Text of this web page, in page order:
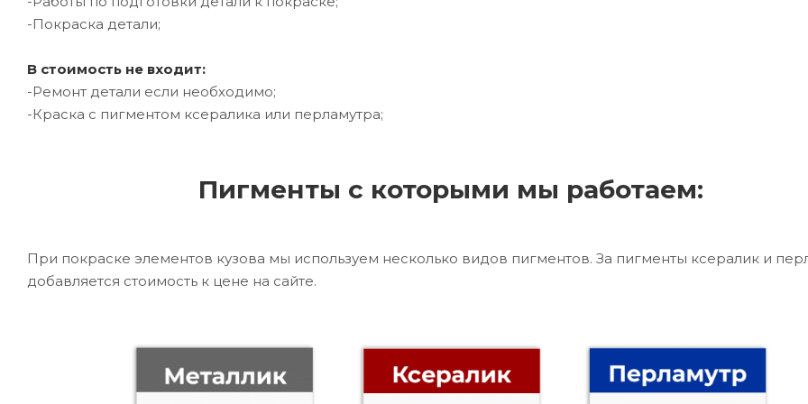
-Покраска детали;
В стоимость не входит:
-Ремонт детали если необходимо;
-Краска с пигментом ксералика или перламутра;
Пигменты с которыми мы работаем:
При покраске элементов кузова мы используем несколько видов пигментов. За пигменты ксералик и
добавляется стоимость к цене на сайте.